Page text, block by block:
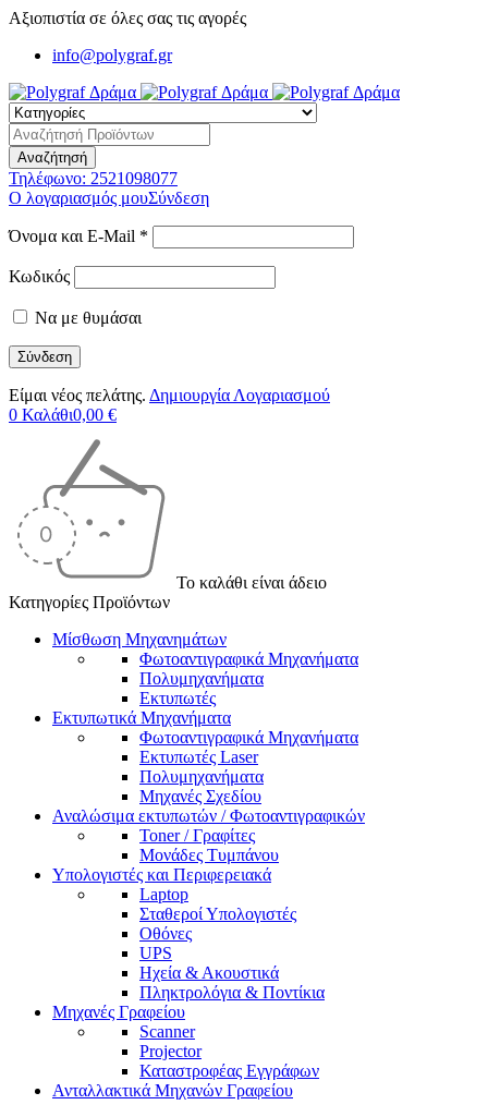
Αξιοπιστία σε όλες σας τις αγορές
info@polygraf.gr
Τηλέφωνο: 2521098077
Ο λογαριασμός μουΣύνδεση
Όνομα και E-Mail *
Κωδικός
Να με θυμάσαι
Είμαι νέος πελάτης. Δημιουργία Λογαριασμού
0 Καλάθι0,00 €
Το καλάθι είναι άδειο
Κατηγορίες Προϊόντων
Μίσθωση Μηχανημάτων
Φωτοαντιγραφικά Μηχανήματα
Πολυμηχανήματα
Εκτυπωτές
Εκτυπωτικά Μηχανήματα
Φωτοαντιγραφικά Μηχανήματα
Εκτυπωτές Laser
Πολυμηχανήματα
Μηχανές Σχεδίου
Αναλώσιμα εκτυπωτών / Φωτοαντιγραφικών
Toner / Γραφίτες
Μονάδες Τυμπάνου
Υπολογιστές και Περιφερειακά
Laptop
Σταθεροί Υπολογιστές
Οθόνες
UPS
Ηχεία & Ακουστικά
Πληκτρολόγια & Ποντίκια
Μηχανές Γραφείου
Scanner
Projector
Καταστροφέας Εγγράφων
Ανταλλακτικά Μηχανών Γραφείου